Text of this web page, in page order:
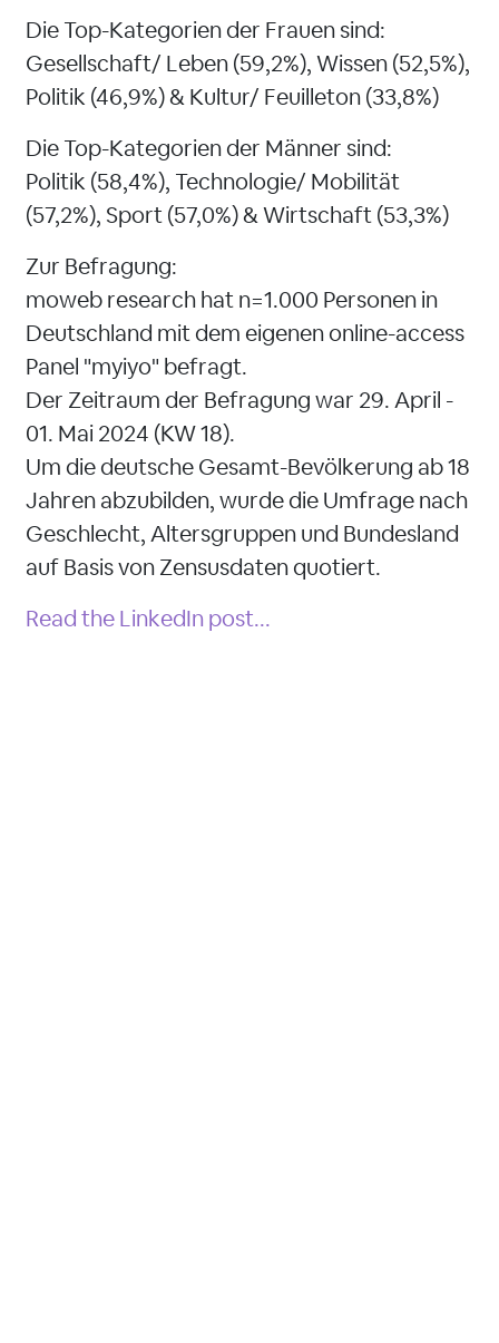
Die Top-Kategorien der Frauen sind:
Gesellschaft/ Leben (59,2%), Wissen (52,5%),
Politik (46,9%) & Kultur/ Feuilleton (33,8%)
Die Top-Kategorien der Männer sind:
Politik (58,4%), Technologie/ Mobilität
(57,2%), Sport (57,0%) & Wirtschaft (53,3%)
Zur Befragung:
moweb research hat n=1.000 Personen in
Deutschland mit dem eigenen online-access
Panel "myiyo" befragt.
Der Zeitraum der Befragung war 29. April -
01. Mai 2024 (KW 18).
Um die deutsche Gesamt-Bevölkerung ab 18
Jahren abzubilden, wurde die Umfrage nach
Geschlecht, Altersgruppen und Bundesland
auf Basis von Zensusdaten quotiert.
Read the LinkedIn post...